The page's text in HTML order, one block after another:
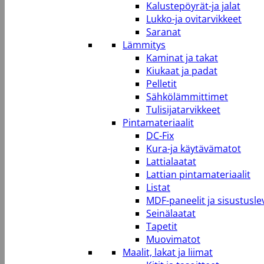
Kalustepöyrät-ja jalat
Lukko-ja ovitarvikkeet
Saranat
Lämmitys
Kaminat ja takat
Kiukaat ja padat
Pelletit
Sähkölämmittimet
Tulisijatarvikkeet
Pintamateriaalit
DC-Fix
Kura-ja käytävämatot
Lattialaatat
Lattian pintamateriaalit
Listat
MDF-paneelit ja
Seinälaatat
Tapetit
Muovimatot
Maalit, lakat ja liimat